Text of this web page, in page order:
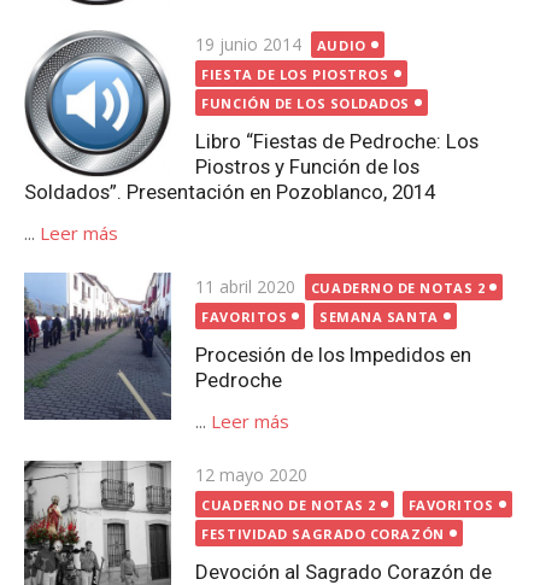
Publicada
el
19 junio 2014
AUDIO
FIESTA DE LOS PIOSTROS
FUNCIÓN DE LOS SOLDADOS
Libro “Fiestas de Pedroche: Los
Piostros y Función de los
Soldados”. Presentación en Pozoblanco, 2014
... Leer más
Publicada
el
11 abril 2020
CUADERNO DE NOTAS 2
FAVORITOS
SEMANA SANTA
Procesión de los Impedidos en
Pedroche
... Leer más
Publicada
el
12 mayo 2020
CUADERNO DE NOTAS 2
FAVORITOS
FESTIVIDAD SAGRADO CORAZÓN
Devoción al Sagrado Corazón de